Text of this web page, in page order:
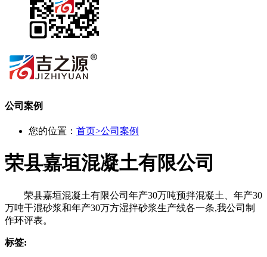
公司案例
您的位置： 首页>公司案例
荣县嘉垣混凝土有限公司
荣县嘉垣混凝土有限公司年产30万吨预拌混凝土、年产30
万吨干混砂浆和年产30万方湿拌砂浆生产线各一条,我公司制
作环评表。
标签: